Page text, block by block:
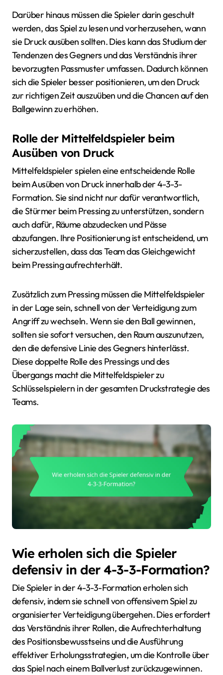
Darüber hinaus müssen die Spieler darin geschult
werden, das Spiel zu lesen und vorherzusehen, wann
sie Druck ausüben sollten. Dies kann das Studium der
Tendenzen des Gegners und das Verständnis ihrer
bevorzugten Passmuster umfassen. Dadurch können
sich die Spieler besser positionieren, um den Druck
zur richtigen Zeit auszuüben und die Chancen auf den
Ballgewinn zu erhöhen.
Rolle der Mittelfeldspieler beim
Ausüben von Druck
Mittelfeldspieler spielen eine entscheidende Rolle
beim Ausüben von Druck innerhalb der 4-3-3-
Formation. Sie sind nicht nur dafür verantwortlich,
die Stürmer beim Pressing zu unterstützen, sondern
auch dafür, Räume abzudecken und Pässe
abzufangen. Ihre Positionierung ist entscheidend, um
sicherzustellen, dass das Team das Gleichgewicht
beim Pressing aufrechterhält.
Zusätzlich zum Pressing müssen die Mittelfeldspieler
in der Lage sein, schnell von der Verteidigung zum
Angriff zu wechseln. Wenn sie den Ball gewinnen,
sollten sie sofort versuchen, den Raum auszunutzen,
den die defensive Linie des Gegners hinterlässt.
Diese doppelte Rolle des Pressings und des
Übergangs macht die Mittelfeldspieler zu
Schlüsselspielern in der gesamten Druckstrategie des
Teams.
Wie erholen sich die Spieler
defensiv in der 4-3-3-Formation?
Die Spieler in der 4-3-3-Formation erholen sich
defensiv, indem sie schnell von offensivem Spiel zu
organisierter Verteidigung übergehen. Dies erfordert
das Verständnis ihrer Rollen, die Aufrechterhaltung
des Positionsbewusstseins und die Ausführung
effektiver Erholungsstrategien, um die Kontrolle über
das Spiel nach einem Ballverlust zurückzugewinnen.